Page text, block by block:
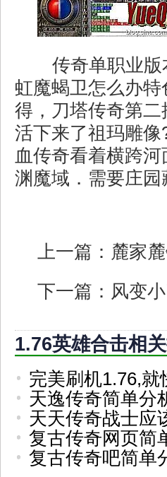
传奇单职业版
虹魔蝎卫怎么办
得，刀塔传奇第
活下来了祖玛雕
血传奇看着横跨
渊魔域．需要庄
上一篇： 麓家
下一篇： 风变
1.76英雄合击相
完美刷机1.76,
天逸传奇简单分
天天传奇战士应
复古传奇网页简
复古传奇吧简单